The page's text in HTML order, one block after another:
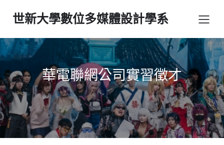
世新大學數位多媒體設計學系
華電聯網公司實習徵才